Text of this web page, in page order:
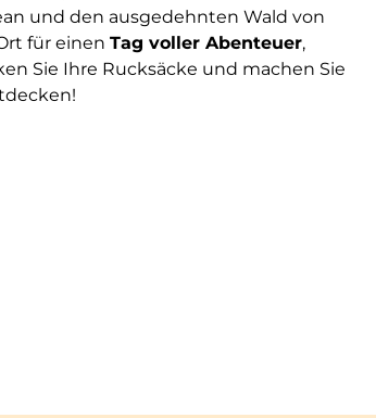
und den ausgedehnten Wald von
für einenTag voller Abenteuer,
Sie Ihre Rucksäcke und machen Sie